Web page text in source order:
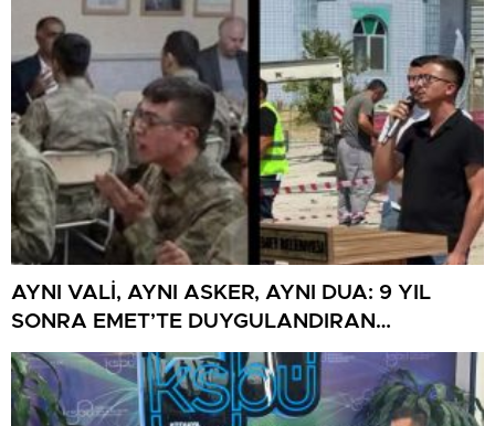
AYNI VALİ, AYNI ASKER, AYNI DUA: 9 YIL
SONRA EMET’TE DUYGULANDIRAN
BULUŞMA